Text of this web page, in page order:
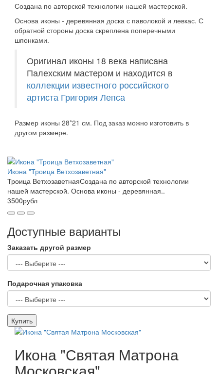
Создана по авторской технологии нашей мастерской.
Основа иконы - деревянная доска с паволокой и левкас. С
обратной стороны доска скреплена поперечными
шпонками.
Оригинал иконы 18 века написана
Палехским мастером и находится в
коллекции известного российского
артиста Григория Лепса
Размер иконы 28*21 см. Под заказ можно изготовить в
другом размере.
Икона "Троица Ветхозаветная"
Троица ВетхозаветнаяСоздана по авторской технологии
нашей мастерской. Основа иконы - деревянная..
3500рубл
Доступные варианты
Заказать другой размер
Подарочная упаковка
Купить
Икона "Святая Матрона